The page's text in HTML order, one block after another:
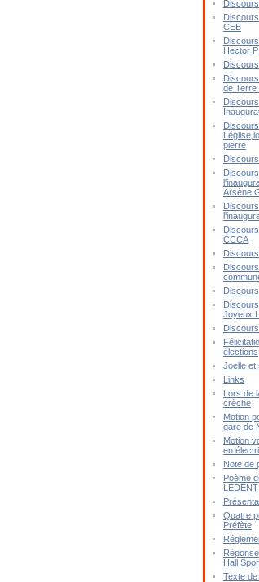
CEB
Hector
de Terre
pierre
Arsène
CCCA
Joyeux
élections
Joelle et
Links
Lors de
crèche
Motion
gare de
Motion
en
Note de
Poème
LEDENT
Quatre
Préfète
Hall
Texte